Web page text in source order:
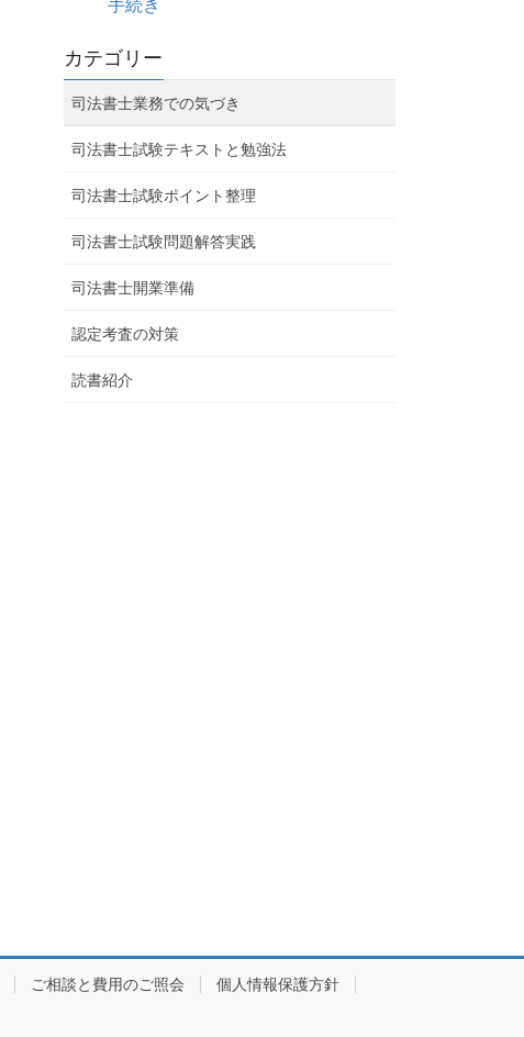
手続き
カテゴリー
司法書士業務での気づき
司法書士試験テキストと勉強法
司法書士試験ポイント整理
司法書士試験問題解答実践
司法書士開業準備
認定考査の対策
読書紹介
ご相談と費用のご照会 個人情報保護方針